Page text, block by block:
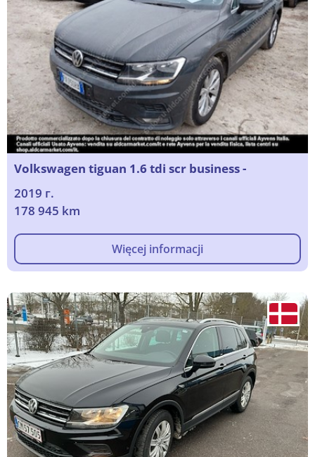
Volkswagen tiguan 1.6 tdi scr business -
2019 г.
178 945 km
Więcej informacji